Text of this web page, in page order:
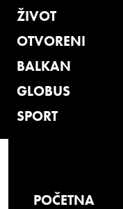
ŽIVOT
OTVORENI
BALKAN
GLOBUS
SPORT
POČETNA